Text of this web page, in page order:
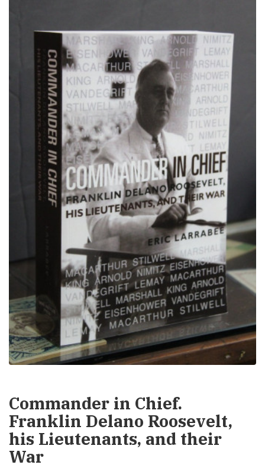
Commander in Chief.
Franklin Delano Roosevelt,
his Lieutenants, and their
War